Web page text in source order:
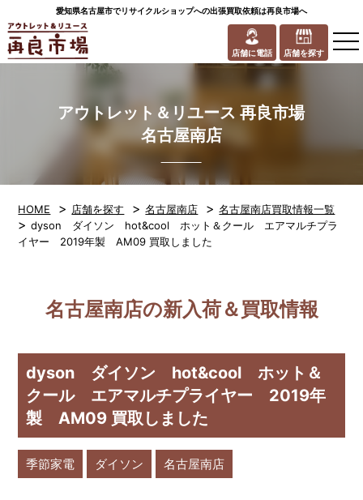
愛知県名古屋市でリサイクルショップへの出張買取依頼は再良市場へ
店舗に電話 店舗を探す
アウトレット＆リユース 再良市場
名古屋南店
HOME > 店舗を探す >名古屋南店 >名古屋南店買取情報一覧
>dyson ダイソン hot&cool ホット＆クール エアマルチプラ
イヤー 2019年製 AM09 買取しました
名古屋南店の新入荷＆買取情報
dyson ダイソン hot&cool ホット＆
クール エアマルチプライヤー 2019年
製 AM09 買取しました
季節家電 ダイソン 名古屋南店